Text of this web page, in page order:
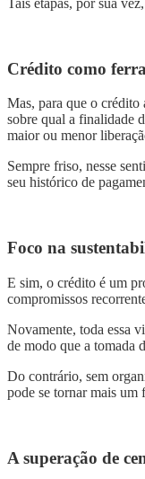
Tais etapas, por sua
Crédito como
Mas, para que o crédito
sobre qual a finalidade
maior ou menor
Sempre friso, nesse
seu histórico de
Foco na
E sim, o crédito é um
compromissos
Novamente, toda essa
de modo que a tomada
Do contrário, sem
pode se tornar mais um
A superação de